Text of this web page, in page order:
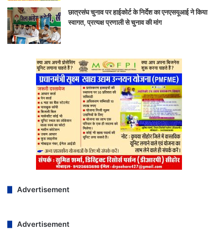
छात्रसंघ चुनाव पर हाईकोर्ट के निर्देश का एनएसयूआई ने किया
स्वागत, प्रत्यक्ष प्रणाली से चुनाव की मांग
Advertisement
Advertisement